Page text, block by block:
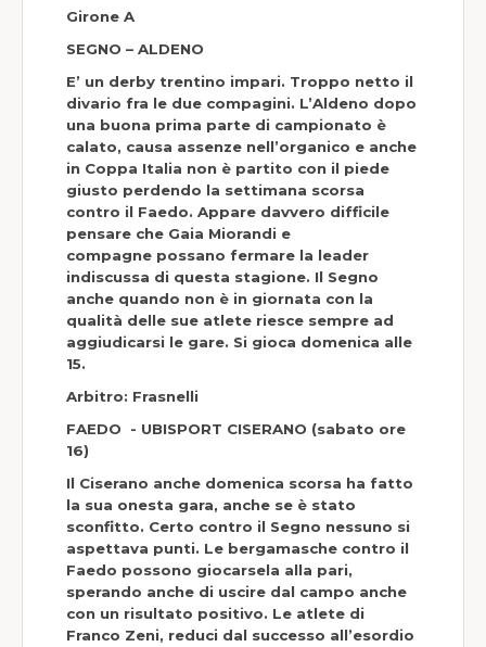
Girone A
SEGNO – ALDENO
E’ un derby trentino impari. Troppo netto il
divario fra le due compagini. L’Aldeno dopo
una buona prima parte di campionato è
calato, causa assenze nell’organico e anche
in Coppa Italia non è partito con il piede
giusto perdendo la settimana scorsa
contro il Faedo. Appare davvero difficile
pensare che Gaia Miorandi e
compagne possano fermare la leader
indiscussa di questa stagione. Il Segno
anche quando non è in giornata con la
qualità delle sue atlete riesce sempre ad
aggiudicarsi le gare. Si gioca domenica alle
15.
Arbitro: Frasnelli
FAEDO - UBISPORT CISERANO (sabato ore
16)
Il Ciserano anche domenica scorsa ha fatto
la sua onesta gara, anche se è stato
sconfitto. Certo contro il Segno nessuno si
aspettava punti. Le bergamasche contro il
Faedo possono giocarsela alla pari,
sperando anche di uscire dal campo anche
con un risultato positivo. Le atlete di
Franco Zeni, reduci dal successo all’esordio